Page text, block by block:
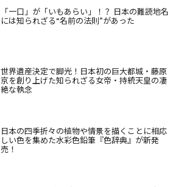
「一口」が「いもあらい」！？ 日本の難読地名
には知られざる“名前の法則”があった
世界遺産決定で脚光！日本初の巨大都城・藤原
京を創り上げた知られざる女帝・持統天皇の凄
絶な執念
日本の四季折々の植物や情景を描くことに相応
しい色を集めた水彩色鉛筆『色辞典』が新発
売！